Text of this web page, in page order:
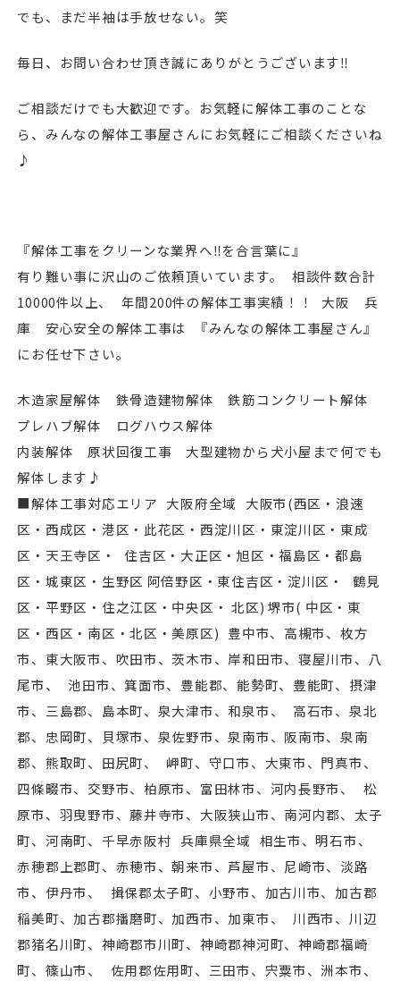
でも、まだ半袖は手放せない。笑
毎日、お問い合わせ頂き誠にありがとうございます‼︎
ご相談だけでも大歓迎です。お気軽に解体工事のことな
ら、みんなの解体工事屋さんにお気軽にご相談くださいね
♪
『解体工事をクリーンな業界へ‼︎を合言葉に』
有り難い事に沢山のご依頼頂いています。 相談件数合計
10000件以上、 年間200件の解体工事実績！！ 大阪 兵
庫 安心安全の解体工事は 『みんなの解体工事屋さん』
にお任せ下さい。
木造家屋解体 鉄骨造建物解体 鉄筋コンクリート解体
プレハブ解体 ログハウス解体
内装解体 原状回復工事 大型建物から犬小屋まで何でも
解体します♪
■解体工事対応エリア 大阪府全域 ⼤阪市(⻄区・浪速
区・⻄成区・港区・此花区・⻄淀川区・東淀川区・東成
区・天王寺区・ 住吉区・⼤正区・旭区・福島区・都島
区・城東区・生野区 阿倍野区・東住吉区・淀川区・ 鶴見
区・平野区・住之江区・中央区・ 北区) 堺市( 中区・東
区・⻄区・南区・北区・美原区) 豊中市、高槻市、枚方
市、東⼤阪市、吹田市、茨木市、岸和田市、寝屋川市、八
尾市、 池田市、箕面市、豊能郡、能勢町、豊能町、摂津
市、三島郡、島本町、泉⼤津市、和泉市、 高石市、泉北
郡、忠岡町、貝塚市、泉佐野市、泉南市、阪南市、泉南
郡、熊取町、田尻町、 岬町、守口市、⼤東市、門真市、
四條畷市、交野市、柏原市、富田林市、河内⻑野市、 松
原市、羽曳野市、藤井寺市、⼤阪狭山市、南河内郡、太子
町、河南町、千早赤阪村 兵庫県全域 相生市、明石市、
赤穂郡上郡町、赤穂市、朝来市、芦屋市、尼崎市、淡路
市、伊丹市、 揖保郡太子町、小野市、加古川市、加古郡
稲美町、加古郡播磨町、加⻄市、加東市、 川⻄市、川辺
郡猪名川町、神崎郡市川町、神崎郡神河町、神崎郡福崎
町、篠山市、 佐用郡佐用町、三田市、宍粟市、洲本市、